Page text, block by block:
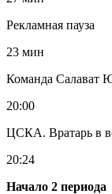
Рекламная пауза
23 мин
Команда Салават
20:00
ЦСКА. Вратарь в
20:24
Начало 2 периода